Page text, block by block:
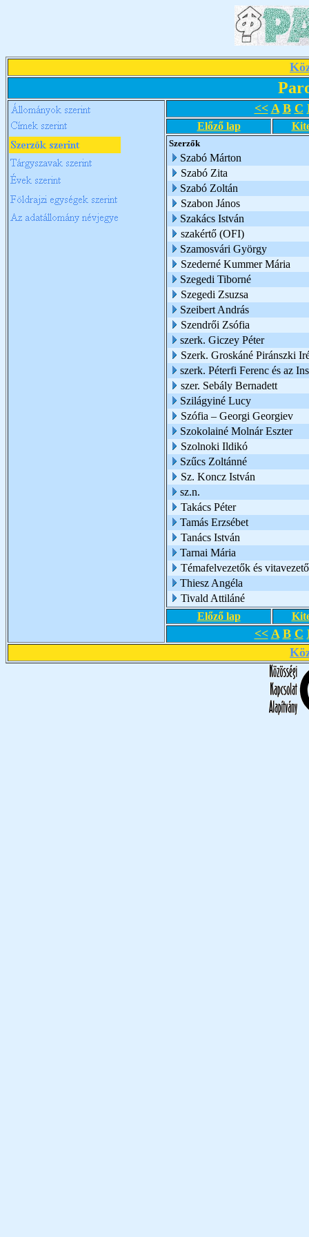
<< A B C
Előző lap
Szerzők
Szabó Márton
Szabó Zita
Szabó Zoltán
Szabon János
Szakács István
szakértő (OFI)
Szamosvári György
Szederné Kummer Mária
Szegedi Tiborné
Szegedi Zsuzsa
Szeibert András
Szendrői Zsófia
szerk. Giczey Péter
Szerk. Groskáné Piránszki
szerk. Péterfi Ferenc és az
szer. Sebály Bernadett
Szilágyiné Lucy
Szófia – Georgi Georgiev
Szokolainé Molnár Eszter
Szolnoki Ildikó
Szűcs Zoltánné
Sz. Koncz István
sz.n.
Takács Péter
Tamás Erzsébet
Tanács István
Tarnai Mária
Témafelvezetők és
Thiesz Angéla
Tivald Attiláné
Előző lap
<< A B C